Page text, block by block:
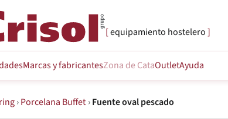
equipamiento hostelero
Marcasy fabricantesZona de CataOutletAyuda
›Porcelana Buffet › Fuente oval pescado